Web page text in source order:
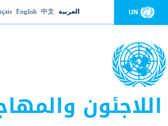
Jump to navigation UN العربية 中文
English
اللاجئون